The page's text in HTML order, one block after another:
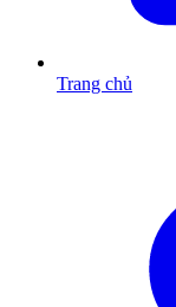
Trang chủ